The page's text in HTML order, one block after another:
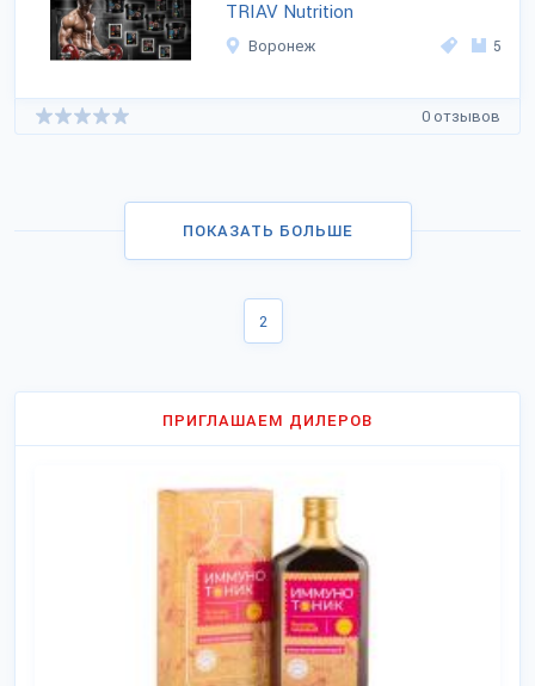
TRIAV Nutrition
Воронеж 5
0 отзывов
ПОКАЗАТЬ БОЛЬШЕ
2
ПРИГЛАШАЕМ ДИЛЕРОВ